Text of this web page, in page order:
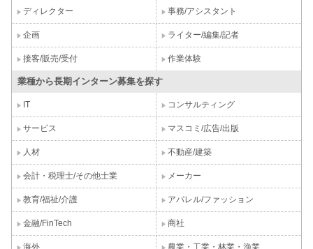
ディレクター 事務/アシスタント
企画 ライター/編集/記者
接客/販売/受付 作業体験
業種から長期インターン募集を探す
IT コンサルティング
サービス マスコミ/広告/出版
人材 不動産/建築
会計・税理士/その他士業 メーカー
教育/福祉/介護 アパレル/ファッション
金融/FinTech 商社
海外 農業・工業・林業・漁業